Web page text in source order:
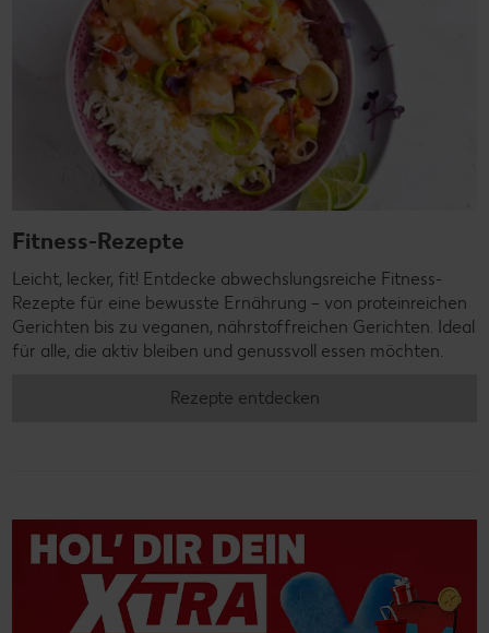
Fitness-Rezepte
Leicht, lecker, fit! Entdecke abwechslungsreiche Fitness-
Rezepte für eine bewusste Ernährung – von proteinreichen
Gerichten bis zu veganen, nährstoffreichen Gerichten. Ideal
für alle, die aktiv bleiben und genussvoll essen möchten.
Rezepte entdecken